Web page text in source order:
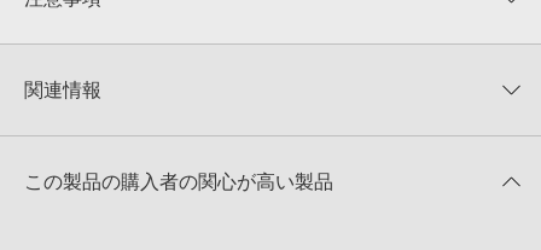
★5
★4
★1
KONTAKTフォーマットは、
でお使いいただけます。無償版のKONTAKT PLAYERではお使いい
4GBを超えるデータに関するご注意：FAT32でフォーマットされた
関連情報
50%OFF！サマーセール！
この製品の購入者の関心が高い製品